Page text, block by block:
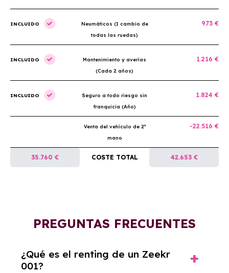
INCLUIDO
Neumáticos (1 cambio de
todas las ruedas)
973 €
INCLUIDO
Mantenimiento y averías
(Cada 2 años)
1.216 €
INCLUIDO
Seguro a todo riesgo sin
franquicia (Año)
1.824 €
Venta del vehículo de 2ª
mano
-22.516 €
35.760 € COSTE TOTAL 42.653 €
PREGUNTAS FRECUENTES
¿Qué es el renting de un Zeekr
001?